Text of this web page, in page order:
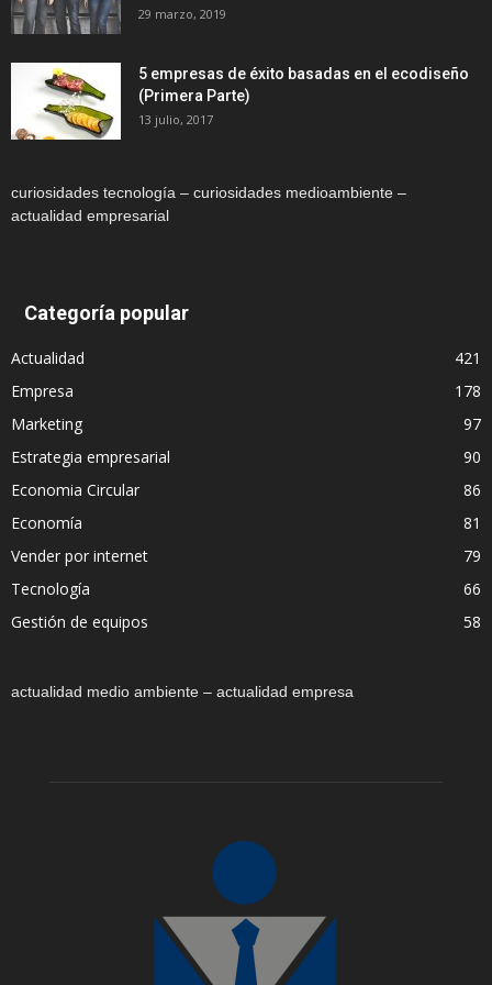
29 marzo, 2019
5 empresas de éxito basadas en el ecodiseño
(Primera Parte)
13 julio, 2017
curiosidades tecnología – curiosidades medioambiente –
actualidad empresarial
Categoría popular
Actualidad
421
Empresa
178
Marketing
97
Estrategia empresarial
90
Economia Circular
86
Economía
81
Vender por internet
79
Tecnología
66
Gestión de equipos
58
actualidad medio ambiente – actualidad empresa